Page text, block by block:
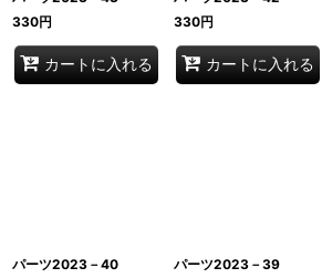
330円
カートに入れる
330円
カートに入れる
パーツ2023－40
パーツ2023－39